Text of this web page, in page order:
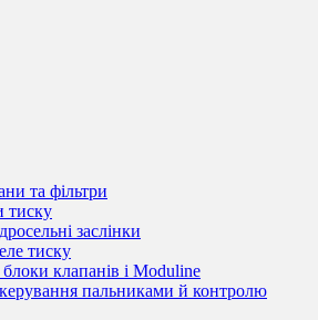
та фільтри
тиску
заслінки
тиску
клапанів і Moduline
пальниками й контролю